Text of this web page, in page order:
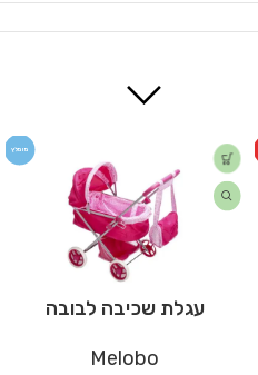
מומלץ
עגלת שכיבה לבובה
Melobo